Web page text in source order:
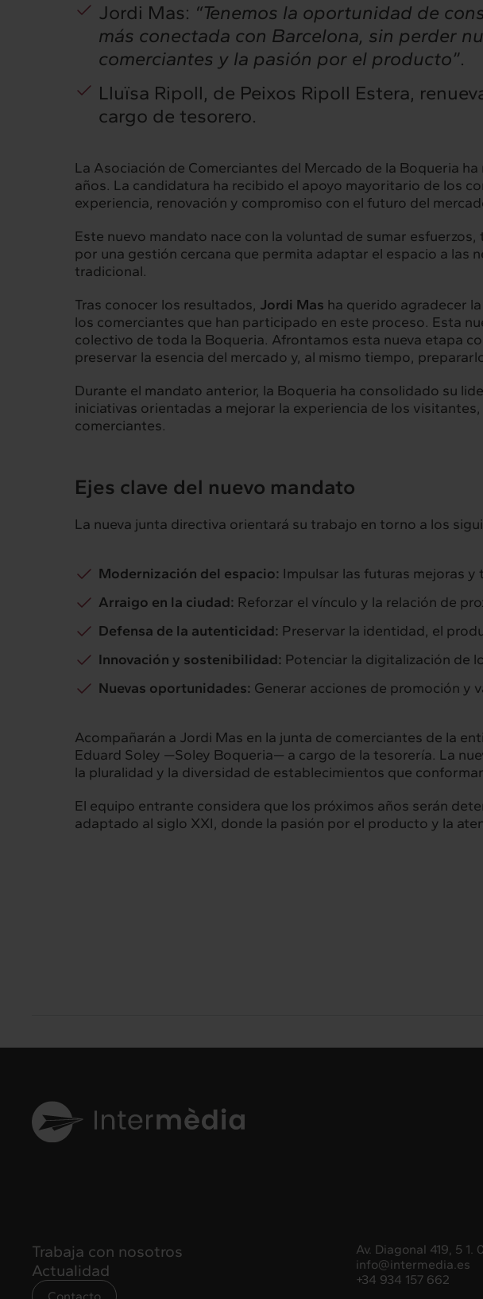
Intermèdia Interconexión
Clientes Actualidad
Jordi Mas: “Tenemos la oportunidad de
más conectada con Barcelona, sin perder
comerciantes y la pasión por el producto”.
Lluïsa Ripoll, de Peixos Ripoll Estera,
cargo de tesorero.
La Asociación de Comerciantes del Mercado de la Boqueria
años. La candidatura ha recibido el apoyo mayoritario de los
experiencia, renovación y compromiso con el futuro del
Este nuevo mandato nace con la voluntad de sumar
por una gestión cercana que permita adaptar el espacio a las
tradicional.
Tras conocer los resultados, Jordi Mas ha querido agradecer
los comerciantes que han participado en este proceso. Esta
colectivo de toda la Boqueria. Afrontamos esta nueva etapa
preservar la esencia del mercado y, al mismo tiempo,
Durante el mandato anterior, la Boqueria ha consolidado su
iniciativas orientadas a mejorar la experiencia de los
comerciantes.
Ejes clave del nuevo mandato
La nueva junta directiva orientará su trabajo en torno a los
Modernización del espacio: Impulsar las futuras mejoras
Arraigo en la ciudad: Reforzar el vínculo y la relación de
Defensa de la autenticidad: Preservar la identidad, el
Innovación y sostenibilidad: Potenciar la digitalización de
Nuevas oportunidades: Generar acciones de promoción y
Acompañarán a Jordi Mas en la junta de comerciantes de la
Eduard Soley —Soley Boqueria— a cargo de la tesorería. La
la pluralidad y la diversidad de establecimientos que
El equipo entrante considera que los próximos años serán
adaptado al siglo XXI, donde la pasión por el producto y la
Trabaja con nosotros
Actualidad
Av. Diagonal 419, 5
info@intermedia.es
+34 934 157 662